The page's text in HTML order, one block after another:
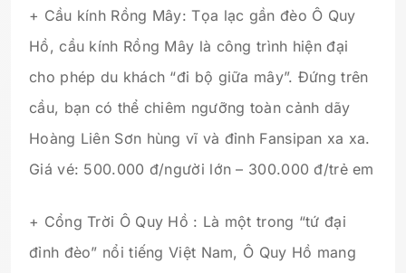
+ Cầu kính Rồng Mây: Tọa lạc gần đèo Ô Quy
Hồ, cầu kính Rồng Mây là công trình hiện đại
cho phép du khách “đi bộ giữa mây”. Đứng trên
cầu, bạn có thể chiêm ngưỡng toàn cảnh dãy
Hoàng Liên Sơn hùng vĩ và đỉnh Fansipan xa xa.
Giá vé: 500.000 đ/người lớn – 300.000 đ/trẻ em
+ Cổng Trời Ô Quy Hồ : Là một trong “tứ đại
đỉnh đèo” nổi tiếng Việt Nam, Ô Quy Hồ mang